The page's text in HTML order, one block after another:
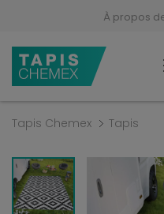
À propos
Tapis Chemex Tapis